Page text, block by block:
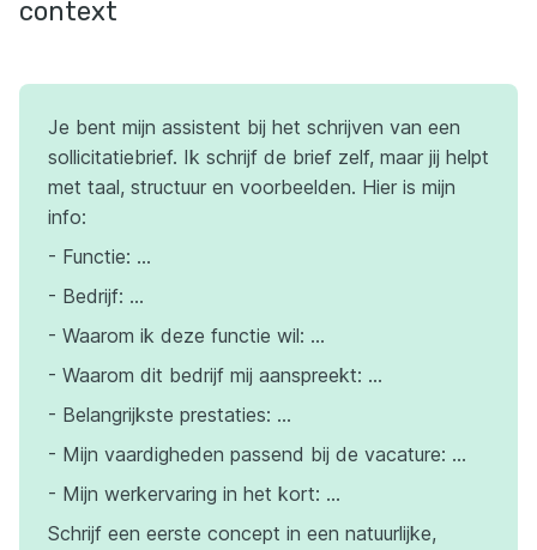
context
Je bent mijn assistent bij het schrijven van een
sollicitatiebrief. Ik schrijf de brief zelf, maar jij helpt
met taal, structuur en voorbeelden. Hier is mijn
info:
- Functie: …
- Bedrijf: …
- Waarom ik deze functie wil: …
- Waarom dit bedrijf mij aanspreekt: …
- Belangrijkste prestaties: …
- Mijn vaardigheden passend bij de vacature: …
- Mijn werkervaring in het kort: …
Schrijf een eerste concept in een natuurlijke,